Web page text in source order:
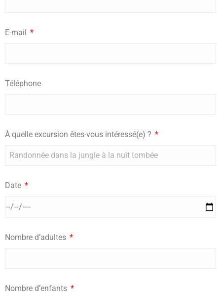
E-mail
Téléphone
À quelle excursion êtes-vous intéressé(e) ?
Date
Nombre d’adultes
Nombre d’enfants